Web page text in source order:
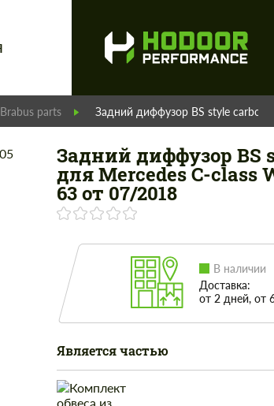
Brabus parts Задний диффузор BS style carbon
Задний диффузор BS
для Mercedes C-class
63 от 07/2018
В наличии
Доставка:
от 2 дней, от
Является частью